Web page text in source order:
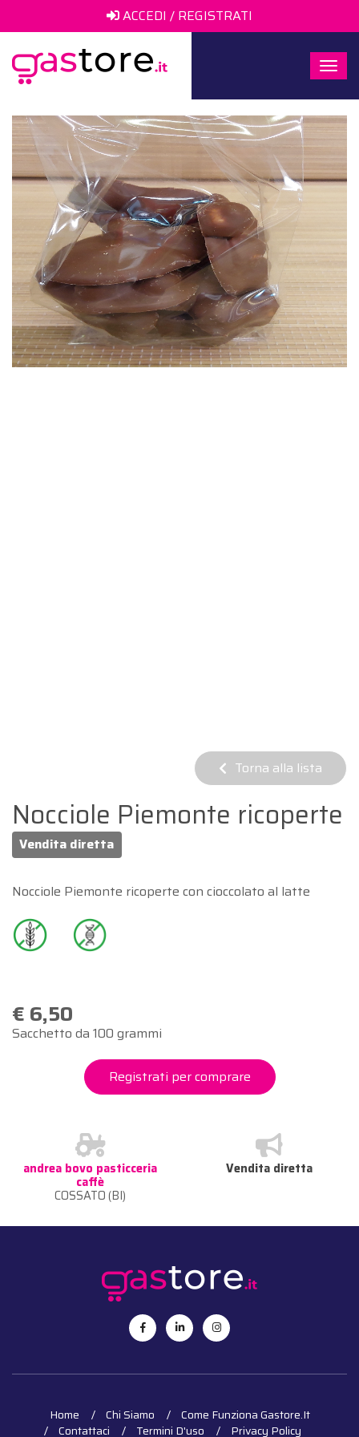
ACCEDI / REGISTRATI
Torna alla lista
Nocciole Piemonte ricoperte
Vendita diretta
Nocciole Piemonte ricoperte con cioccolato al latte
€ 6,50
Sacchetto da 100 grammi
Registrati per comprare
andrea bovo pasticceria
caffè
COSSATO (BI)
Vendita diretta
Home Chi Siamo
Come Funziona Gastore.it
Contattaci
Termini D'uso Privacy Policy